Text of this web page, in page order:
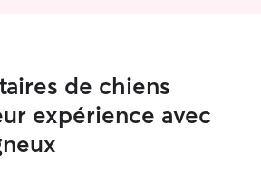
de chiens
expérience avec